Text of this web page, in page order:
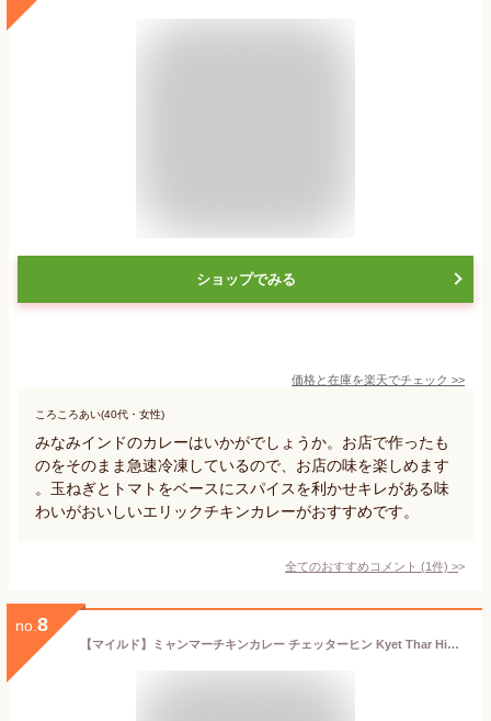
ショップでみる
価格と在庫を楽天でチェック >>
ころころあい(40代・女性)
みなみインドのカレーはいかがでしょうか。お店で作ったも
のをそのまま急速冷凍しているので、お店の味を楽しめます
。玉ねぎとトマトをベースにスパイスを利かせキレがある味
わいがおいしいエリックチキンカレーがおすすめです。
全てのおすすめコメント (1件) >
no. 8
【マイルド】ミャンマーチキンカレー チェッターヒン Kyet Thar Hin / ミャンマーカレー レトルトカレー 極辛 36チャンバーズ オブ スパイス 株式会社HIRO TOKYO(ヒロ トーキョー) レトルトカレー/時短調味料 インド タイ アジアン食品 エスニック食材